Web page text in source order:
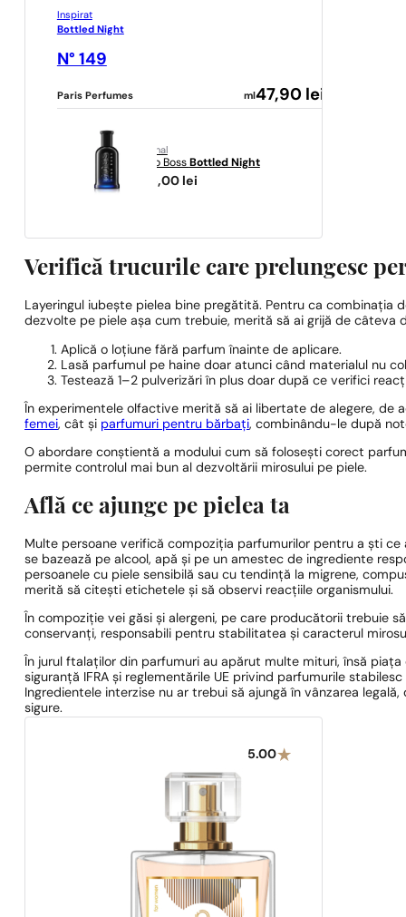
Inspirat
Bottled Night
N° 149
Paris Perfumes ml 47,90 lei
original
Hugo Boss Bottled Night
325,00 lei
Verifică trucurile care prelungesc
Layeringul iubește pielea bine pregătită. Pentru ca combinația
dezvolte pe piele așa cum trebuie, merită să ai grijă de câteva
Aplică o loțiune fără parfum înainte de aplicare.
Lasă parfumul pe haine doar atunci când materialul nu
Testează 1–2 pulverizări în plus doar după ce verifici
În experimentele olfactive merită să ai libertate de alegere, de
femei, cât și parfumuri pentru bărbați, combinându-le după
O abordare conștientă a modului cum să folosești corect
permite controlul mai bun al dezvoltării mirosului pe piele.
Află ce ajunge pe pielea ta
Multe persoane verifică compoziția parfumurilor pentru a ști
se bazează pe alcool, apă și pe un amestec de ingrediente
persoanele cu piele sensibilă sau cu tendință la migrene,
merită să citești etichetele și să observi reacțiile organismului.
În compoziție vei găsi și alergeni, pe care producătorii trebuie
conservanți, responsabili pentru stabilitatea și caracterul
În jurul ftalaților din parfumuri au apărut multe mituri, însă
siguranță IFRA și reglementările UE privind parfumurile
Ingredientele interzise nu ar trebui să ajungă în vânzarea
sigure.
5.00